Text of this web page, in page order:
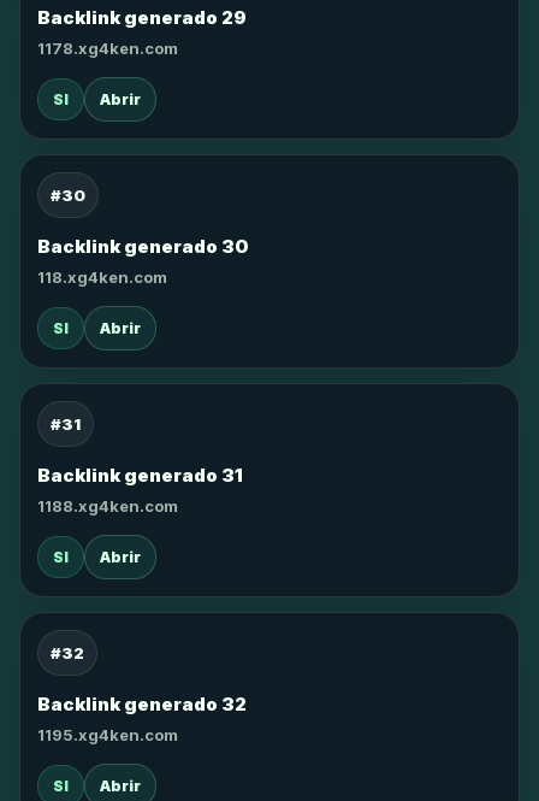
Backlink generado 29
1178.xg4ken.com
SI Abrir
#30
Backlink generado 30
118.xg4ken.com
SI Abrir
#31
Backlink generado 31
1188.xg4ken.com
SI Abrir
#32
Backlink generado 32
1195.xg4ken.com
SI Abrir